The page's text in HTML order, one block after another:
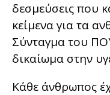
δεσμεύσεις που
κείμενα για τα
Σύνταγμα του
δικαίωμα στην
Κάθε άνθρωπος